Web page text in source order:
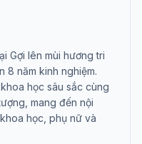
Gợi lên mùi hương tri
8 năm kinh nghiệm.
học sâu sắc cùng
mang đến nội
học, phụ nữ và